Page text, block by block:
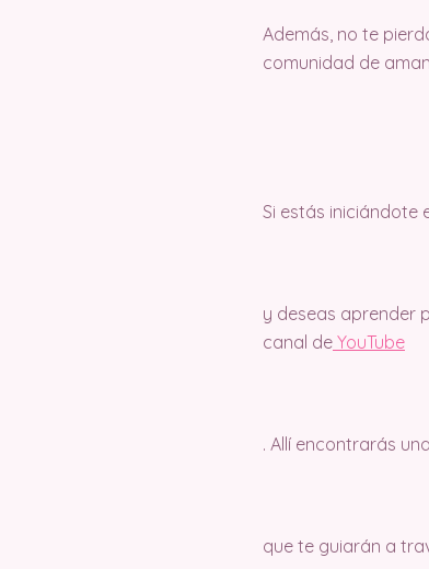
Además, no te
comunidad de
Si estás iniciándote
y deseas aprender
canal de YouTube
. Allí encontrarás
que te guiarán a